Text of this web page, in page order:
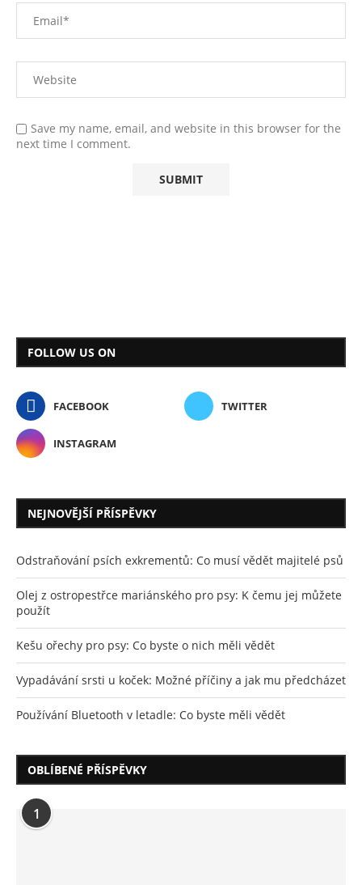
Save my name, email, and website in this browser for the
next time I comment.
FOLLOW US ON
FACEBOOK TWITTER
INSTAGRAM
NEJNOVĚJŠÍ PŘÍSPĚVKY
Odstraňování psích exkrementů: Co musí vědět majitelé psů
Olej z ostropestřce mariánského pro psy: K čemu jej můžete
použít
Kešu ořechy pro psy: Co byste o nich měli vědět
Vypadávání srsti u koček: Možné příčiny a jak mu předcházet
Používání Bluetooth v letadle: Co byste měli vědět
OBLÍBENÉ PŘÍSPĚVKY
1